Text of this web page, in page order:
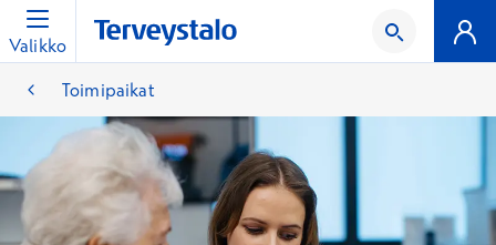
Valikko
Toimipaikat